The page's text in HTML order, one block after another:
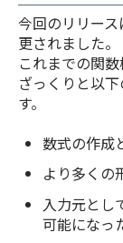
今回のリリー
更されました。
これまでの関
ざっくりと以
す。
数式の作成
より多くの
入力元とし
可能になっ